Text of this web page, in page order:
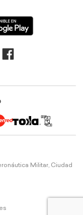
Militar, Ciudad